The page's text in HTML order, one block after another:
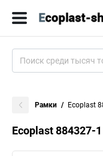
Рамки Ecoplast
Ecoplast 884327-1